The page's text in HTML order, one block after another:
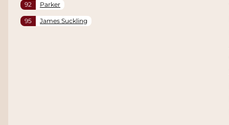
92 Parker
95 James Suckling